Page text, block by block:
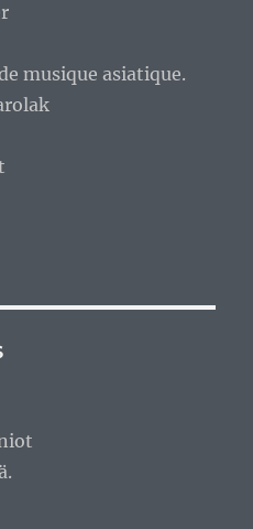
musique asiatique.